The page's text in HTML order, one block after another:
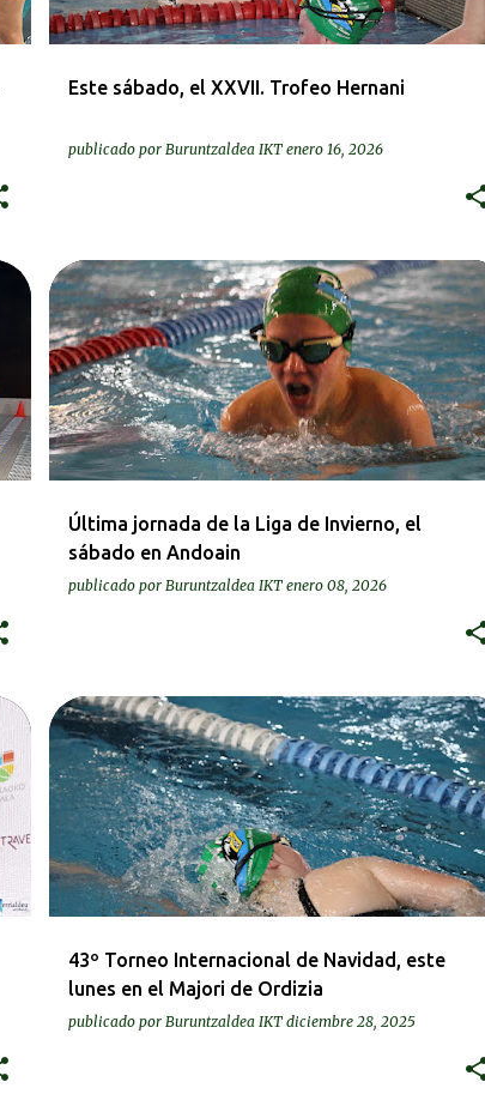
Este sábado, el XXVII. Trofeo Hernani
publicado por Buruntzaldea IKT enero 16, 2026
Última jornada de la Liga de Invierno, el
sábado en Andoain
publicado por Buruntzaldea IKT enero 08, 2026
DEIALDIAK-CONVOCATORIAS
43º Torneo Internacional de Navidad, este
lunes en el Majori de Ordizia
publicado por Buruntzaldea IKT diciembre 28, 2025
DEIALDIAK-CONVOCATORIAS